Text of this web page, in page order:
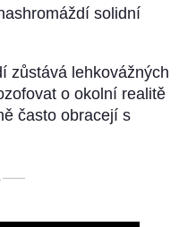
solidní
zůstává lehkovážných
o okolní realitě
často obracejí s